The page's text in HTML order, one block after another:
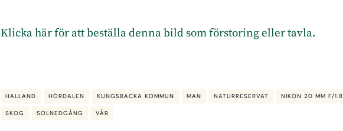
Klicka här för att beställa denna bild som förstoring eller tavla.
HALLAND HÖRDALEN KUNGSBACKA KOMMUN MAN NATURRESERVAT NIKON 20 MM F/1.8
SKOG SOLNEDGÅNG VÅR